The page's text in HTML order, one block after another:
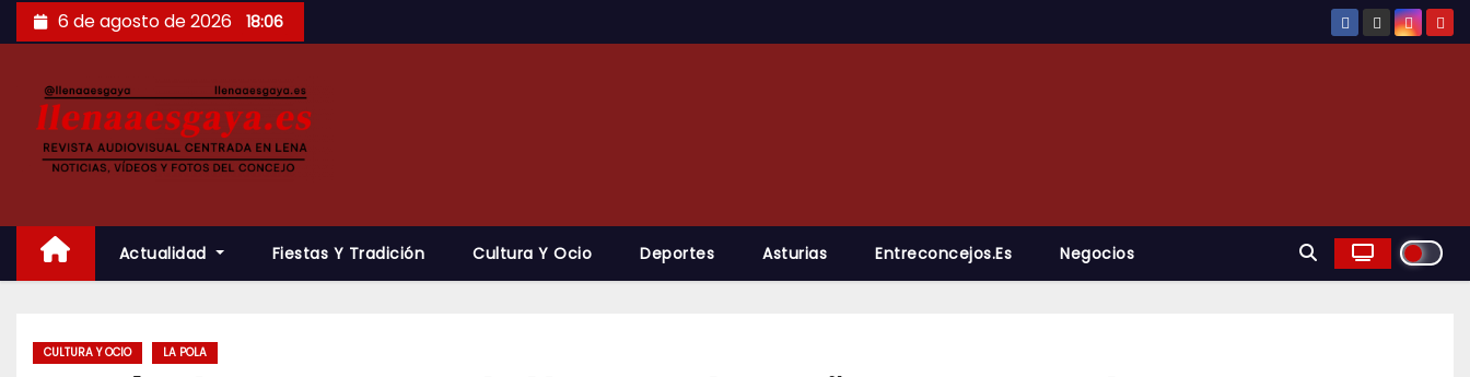
Saltar
al
6 de agosto de 2026 18:06
Actualidad Fiestas Y Tradición Cultura Y Ocio Deportes Asturias Entreconcejos.es Negocios
CULTURA Y OCIO LA POLA